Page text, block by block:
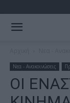
Νεα - Ανακοινώσεις
ΟΙ